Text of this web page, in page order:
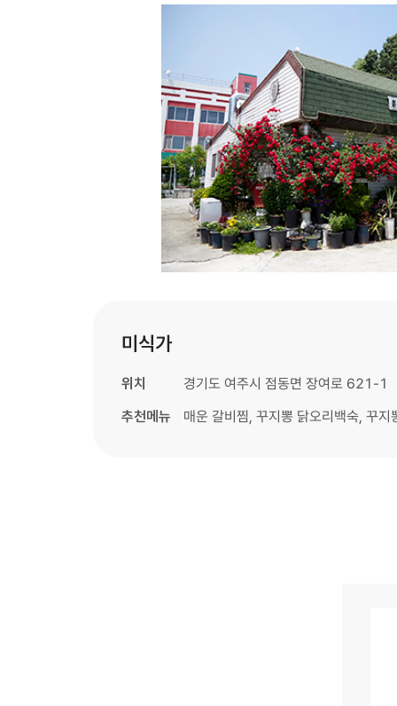
미식가
위치
경기도 여주시 점동면 장여로 621-1
추천메뉴
매운 갈비찜, 꾸지뽕 닭오리백숙, 꾸